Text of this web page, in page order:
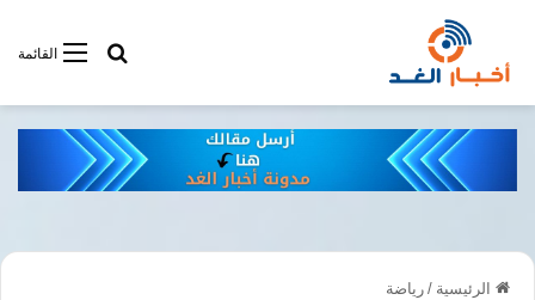
القائمةأبحت فى
الرئيسية / رياضة